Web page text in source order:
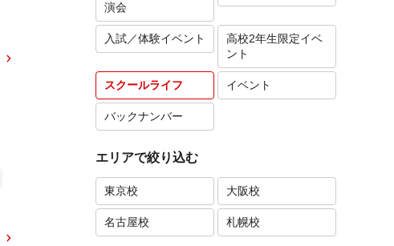
演会
入試／体験イベント
高校2年生限定イベ
ント
スクールライフ イベント
バックナンバー
エリアで絞り込む
東京校 大阪校
名古屋校 札幌校